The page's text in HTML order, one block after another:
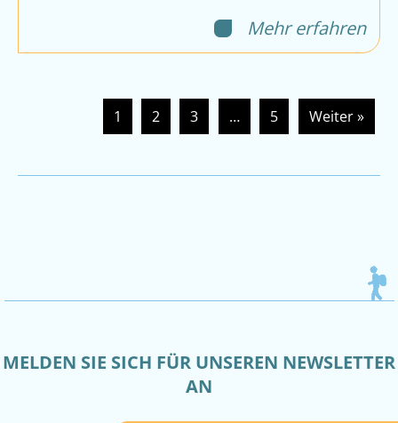
Mehr erfahren
1 2 3 … 5 Weiter »
MELDEN SIE SICH FÜR UNSEREN NEWSLETTER
AN